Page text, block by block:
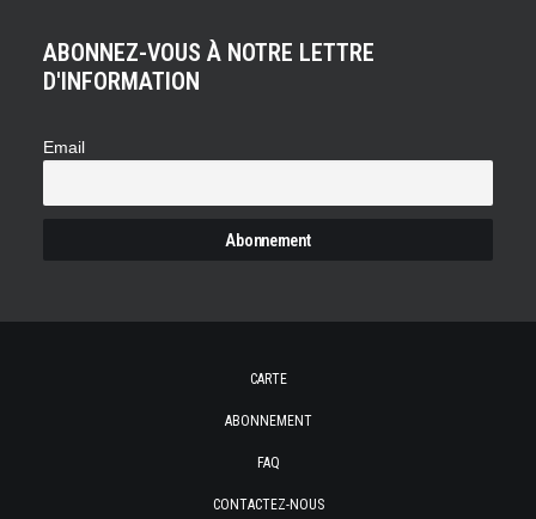
ABONNEZ-VOUS À NOTRE LETTRE
D'INFORMATION
Email
CARTE
ABONNEMENT
FAQ
CONTACTEZ-NOUS